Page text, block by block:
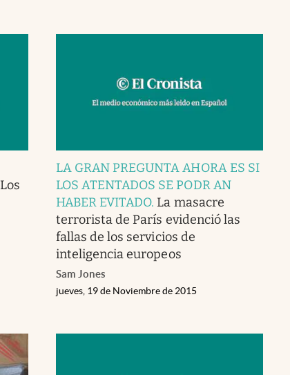
Los
LA GRAN PREGUNTA AHORA ES SI
LOS ATENTADOS SE PODR AN
HABER EVITADO. La masacre
terrorista de París evidenció las
fallas de los servicios de
inteligencia europeos
Sam Jones
jueves, 19 de Noviembre de 2015